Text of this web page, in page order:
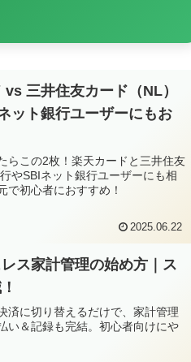
vs 三井住友カード（NL）
ット銀行ユーザーにもお
らこの2枚！楽天カードと三井住友
やSBIネット銀行ユーザーにも相
初心者におすすめ！
2025.06.22
ス家計管理の始め方｜ス
済に切り替えるだけで、家計管理
い＆記録も完結。初心者向けにや